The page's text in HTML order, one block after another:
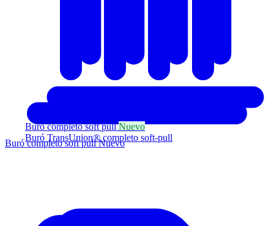
Buró completo soft pullNuevo
Buró TransUnion® completo soft-pull
Buró completo soft pullNuevo